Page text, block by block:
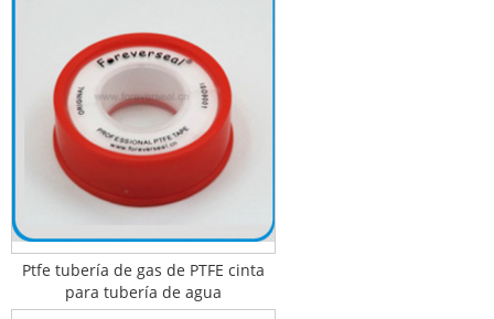
Ptfe tubería de gas de PTFE cinta
para tubería de agua